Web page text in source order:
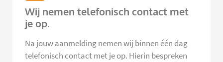
Wij nemen telefonisch contact met
je op.
Na jouw aanmelding nemen wij binnen één dag
telefonisch contact met je op. Hierin bespreken